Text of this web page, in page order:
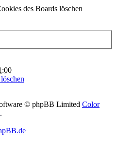
des Boards löschen
© phpBB Limited Color
.